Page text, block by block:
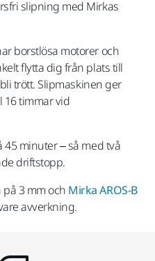
slipning med Mirkas
borstlösa motorer och
flytta dig från plats till
trött. Slipmaskinen ger
16 timmar vid
45 minuter – så med två
driftstopp.
3 mm och Mirka AROS-B
avverkning.